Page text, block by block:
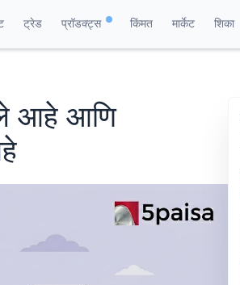
ट्रेड प्रॉडक्ट्स किंमत मार्केट शिका
आहे आणि